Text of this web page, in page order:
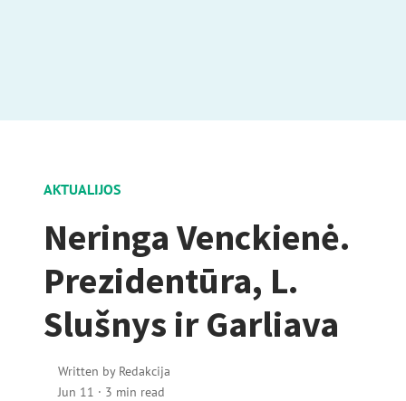
AKTUALIJOS
Neringa Venckienė.
Prezidentūra, L.
Slušnys ir Garliava
Written by Redakcija
Jun 11 · 3 min read